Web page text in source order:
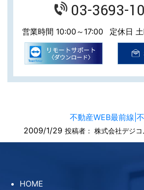
03-3693-
営業時間 10:00～17:00 定休日
不動産WEB最前線|
2009/1/29 投稿者： 株式会社デジ
HOME